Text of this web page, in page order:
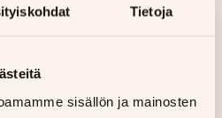
Tietoja
sisällön ja mainosten